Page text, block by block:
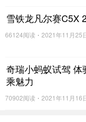
雪铁龙凡尔赛C5X
66124阅读 2021年11月25
奇瑞小蚂蚁试驾
乘魅力
70902阅读 2021年11月16